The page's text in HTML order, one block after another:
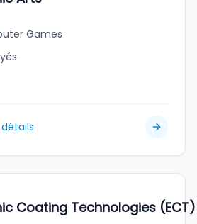
Games
Coating Technologies (ECT)